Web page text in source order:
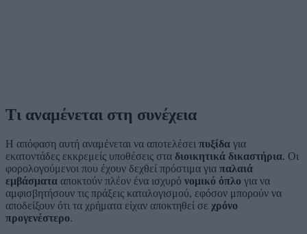
Τι αναμένεται στη συνέχεια
Η απόφαση αυτή αναμένεται να αποτελέσει πυξίδα για
εκατοντάδες εκκρεμείς υποθέσεις στα διοικητικά δικαστήρια. Οι
φορολογούμενοι που έχουν δεχθεί πρόστιμα για παλαιά
εμβάσματα αποκτούν πλέον ένα ισχυρό νομικό όπλο για να
αμφισβητήσουν τις πράξεις καταλογισμού, εφόσον μπορούν να
αποδείξουν ότι τα χρήματα είχαν αποκτηθεί σε χρόνο
προγενέστερο.